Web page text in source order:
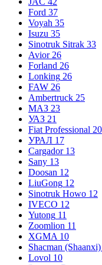
Ford 37
Voyah 35
Isuzu 35
Sinotruk Sitrak 33
Avior 26
Forland 26
Lonking 26
FAW 26
Ambertruck 25
МАЗ 23
УАЗ 21
Fiat Professional 20
УРАЛ 17
Cargador 13
Sany 13
Doosan 12
LiuGong 12
Sinotruk Howo 12
IVECO 12
Yutong 11
Zoomlion 11
XGMA 10
Shacman (Shaanxi)
Lovol 10